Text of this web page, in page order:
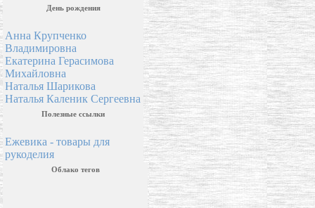
День рождения
Анна Крупченко
Владимировна
Екатерина Герасимова
Михайловна
Наталья Шарикова
Наталья Каленик Сергеевна
Полезные ссылки
Ежевика - товары для
рукоделия
Облако тегов